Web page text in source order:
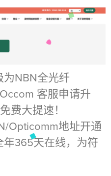
NBN全光纤
客服申请升
费大提速！
Opticomm地址开通
365天在线，为符